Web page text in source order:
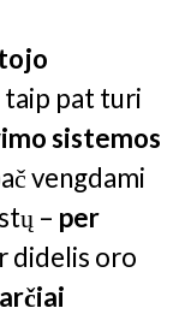
taip pat turi
sistemos
vengdami
– per
didelis oro